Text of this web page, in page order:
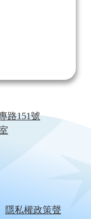
路151號
隱私權政策聲